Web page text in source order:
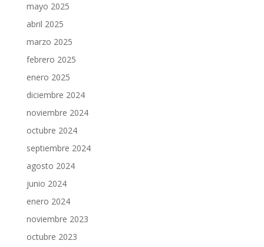
mayo 2025
abril 2025
marzo 2025
febrero 2025
enero 2025
diciembre 2024
noviembre 2024
octubre 2024
septiembre 2024
agosto 2024
junio 2024
enero 2024
noviembre 2023
octubre 2023